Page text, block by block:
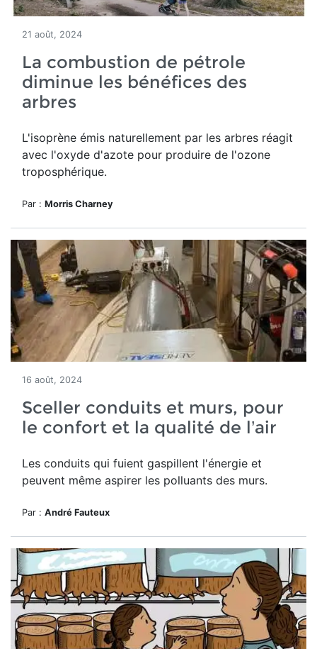
21 août, 2024
La combustion de pétrole
diminue les bénéfices des
arbres
L'isoprène émis naturellement par les arbres réagit
avec l'oxyde d'azote pour produire de l'ozone
troposphérique.
Par : Morris Charney
16 août, 2024
Sceller conduits et murs, pour
le confort et la qualité de l’air
Les conduits qui fuient gaspillent l'énergie et
peuvent même aspirer les polluants des murs.
Par : André Fauteux